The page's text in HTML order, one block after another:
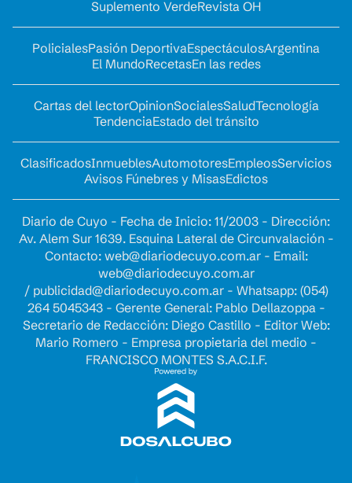
Suplemento VerdeRevista OH
PolicialesPasión DeportivaEspectáculosArgentina
El MundoRecetasEn las redes
Cartas del lectorOpinionSocialesSaludTecnología
TendenciaEstado del tránsito
ClasificadosInmueblesAutomotoresEmpleosServicios
Avisos Fúnebres y MisasEdictos
Diario de Cuyo - Fecha de Inicio: 11/2003 - Dirección:
Av. Alem Sur 1639. Esquina Lateral de Circunvalación -
Contacto: web@diariodecuyo.com.ar- Email:
web@diariodecuyo.com.ar
/ publicidad@diariodecuyo.com.ar- Whatsapp: (054)
264 5045343 - Gerente General: Pablo Dellazoppa -
Secretario de Redacción: Diego Castillo - Editor Web:
Mario Romero - Empresa propietaria del medio -
FRANCISCO MONTES S.A.C.I.F.